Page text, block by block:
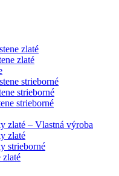
zlaté
zlaté
strieborné
strieborné
strieborné
zlaté – Vlastná výroba
zlaté
strieborné
zlaté